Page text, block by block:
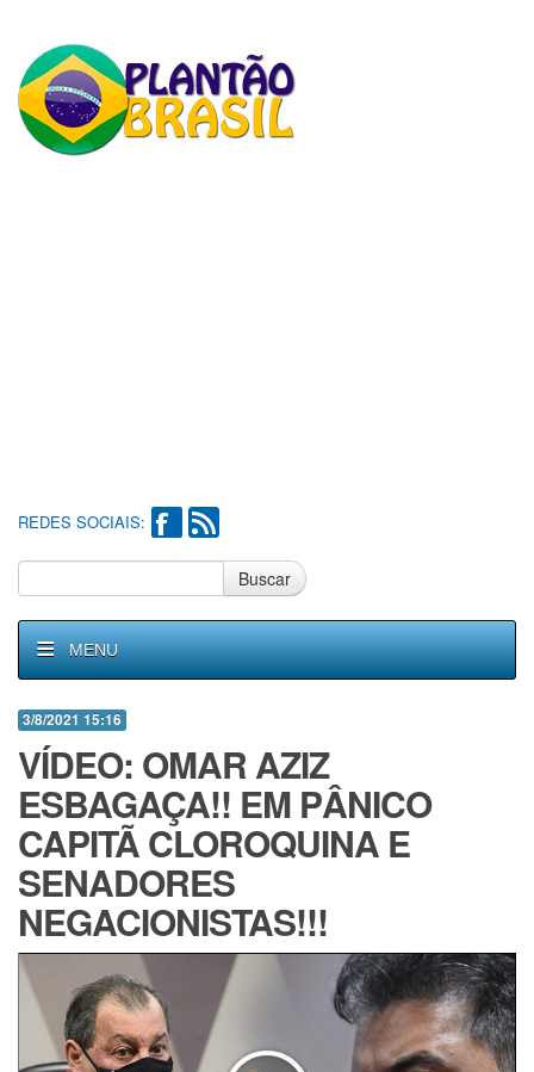
REDES SOCIAIS:
Buscar
MENU
3/8/2021 15:16
VÍDEO: OMAR AZIZ
ESBAGAÇA!! EM PÂNICO
CAPITÃ CLOROQUINA E
SENADORES
NEGACIONISTAS!!!